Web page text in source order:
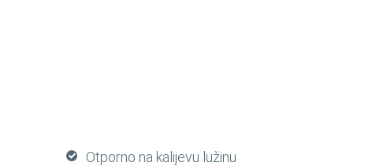
Otporno na kalijevu lužinu